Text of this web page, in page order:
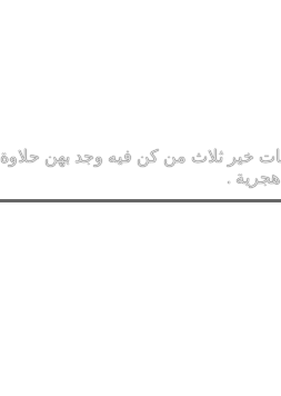
خير ثلاث من كن فيه وجد بهن حلاوة